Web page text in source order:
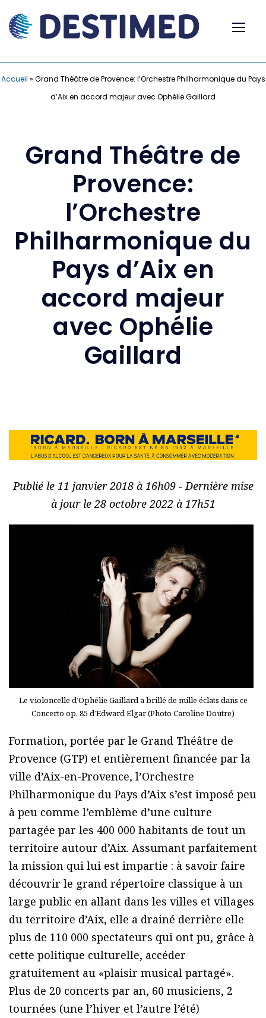
Accueil » Grand Théâtre de Provence: l’Orchestre Philharmonique du Pays
d’Aix en accord majeur avec Ophélie Gaillard
Grand Théâtre de
Provence:
l’Orchestre
Philharmonique du
Pays d’Aix en
accord majeur
avec Ophélie
Gaillard
Publié le 11 janvier 2018 à 16h09 - Dernière mise
à jour le 28 octobre 2022 à 17h51
Le violoncelle d’Ophélie Gaillard a brillé de mille éclats dans ce
Concerto op. 85 d’Edward Elgar (Photo Caroline Doutre)
Formation, portée par le Grand Théâtre de
Provence (GTP) et entièrement financée par la
ville d’Aix-en-Provence, l’Orchestre
Philharmonique du Pays d’Aix s’est imposé peu
à peu comme l’emblème d’une culture
partagée par les 400 000 habitants de tout un
territoire autour d’Aix. Assumant parfaitement
la mission qui lui est impartie : à savoir faire
découvrir le grand répertoire classique à un
large public en allant dans les villes et villages
du territoire d’Aix, elle a drainé derrière elle
plus de 110 000 spectateurs qui ont pu, grâce à
cette politique culturelle, accéder
gratuitement au «plaisir musical partagé».
Plus de 20 concerts par an, 60 musiciens, 2
tournées (une l’hiver et l’autre l’été)